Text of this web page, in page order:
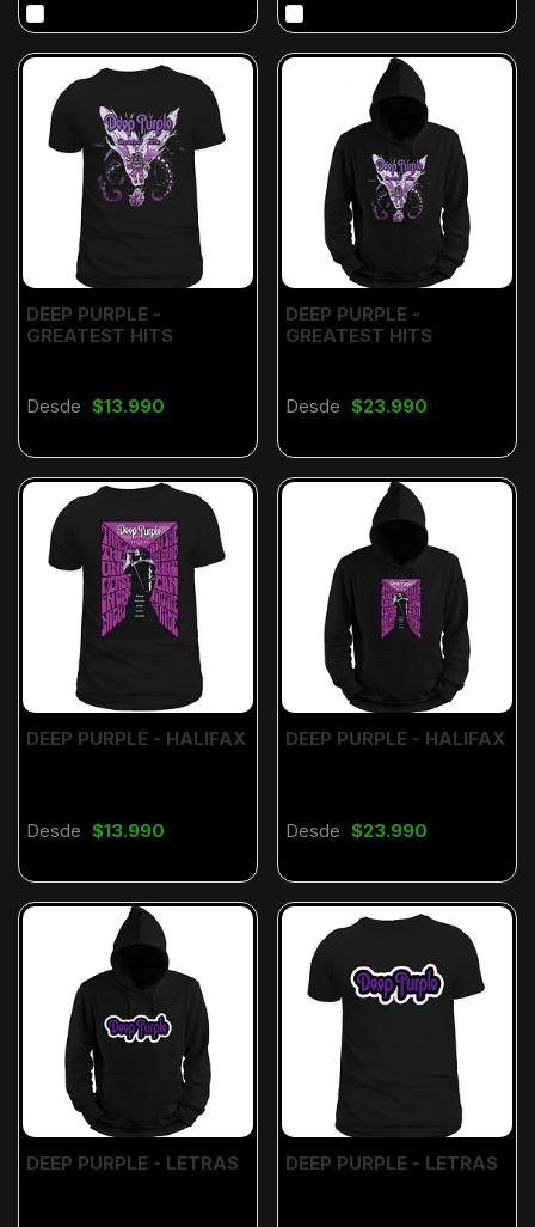
DEEP PURPLE -
GREATEST HITS
Desde $13.990
DEEP PURPLE -
GREATEST HITS
Desde $23.990
DEEP PURPLE - HALIFAX
Desde $13.990
DEEP PURPLE - HALIFAX
Desde $23.990
DEEP PURPLE - LETRAS DEEP PURPLE - LETRAS